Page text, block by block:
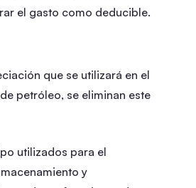
el gasto como deducible.
que se utilizará en el
petróleo, se eliminan este
utilizados para el
y